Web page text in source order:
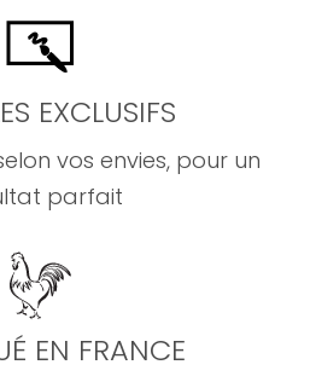
EXCLUSIFS
vos envies, pour un
parfait
EN FRANCE